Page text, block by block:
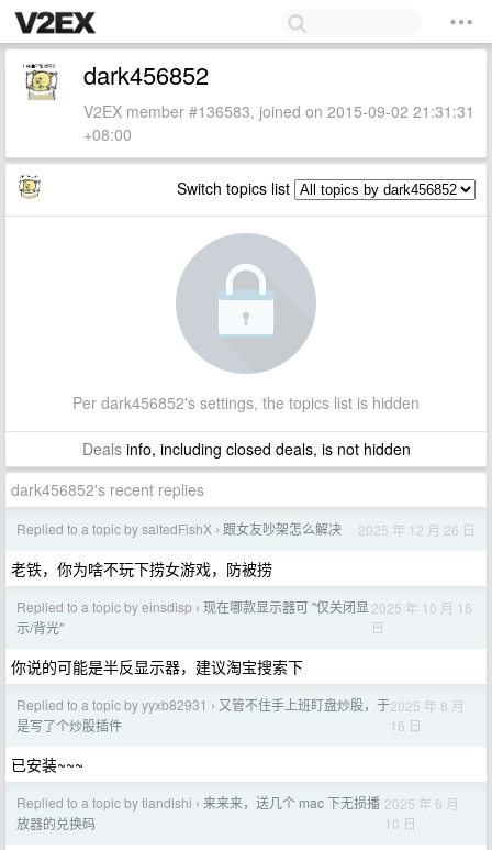
dark456852
V2EX member #136583, joined on 2015-09-02 21:31:31
+08:00
Switch topics list
Per dark456852's settings, the topics list is hidden
Dealsinfo, including closed deals, is not hidden
dark456852's recent replies
Replied to a topic by saltedFishX › 跟女友吵架怎么解决 2025 年 12 月 26 日
老铁，你为啥不玩下捞女游戏，防被捞
Replied to a topic by einsdisp › 现在哪款显示器可 "仅关闭显
示/背光"
2025 年 10 月 16
日
你说的可能是半反显示器，建议淘宝搜索下
Replied to a topic by yyxb82931 › 又管不住手上班盯盘炒股，于
是写了个炒股插件
2025 年 8 月
16 日
已安装~~~
Replied to a topic by tiandishi › 来来来，送几个 mac 下无损播
放器的兑换码
2025 年 6 月
10 日